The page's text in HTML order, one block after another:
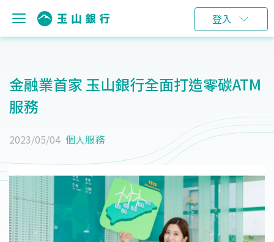
登入
金融業首家 玉山銀行全面打造零碳ATM
服務
2023/05/04 個人服務